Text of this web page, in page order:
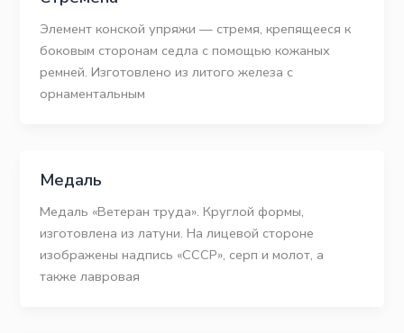
Элемент конской упряжи — стремя, крепящееся к
боковым сторонам седла с помощью кожаных
ремней. Изготовлено из литого железа с
орнаментальным
Медаль
Медаль «Ветеран труда». Круглой формы,
изготовлена из латуни. На лицевой стороне
изображены надпись «СССР», серп и молот, а
также лавровая